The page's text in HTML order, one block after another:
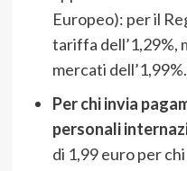
Europeo): per il
tariffa dell’1,29%,
mercati dell’1,99%.
Per chi invia
personali
di 1,99 euro per